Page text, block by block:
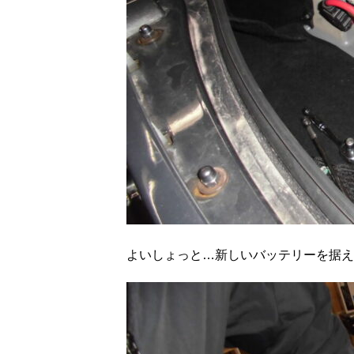
よいしょっと…新しいバッテリーを据